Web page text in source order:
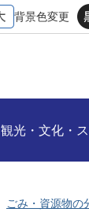
背景色変更
観光・文化・
ごみ・資源物の